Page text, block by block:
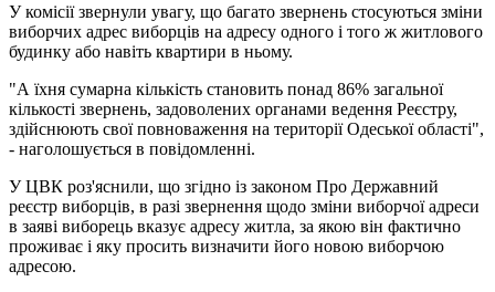
У комісії звернули увагу, що багато звернень стосуються зміни
виборчих адрес виборців на адресу одного і того ж житлового
будинку або навіть квартири в ньому.
"А їхня сумарна кількість становить понад 86% загальної
кількості звернень, задоволених органами ведення Реєстру,
здійснюють свої повноваження на території Одеської області",
- наголошується в повідомленні.
У ЦВК роз'яснили, що згідно із законом Про Державний
реєстр виборців, в разі звернення щодо зміни виборчої адреси
в заяві виборець вказує адресу житла, за якою він фактично
проживає і яку просить визначити його новою виборчою
адресою.